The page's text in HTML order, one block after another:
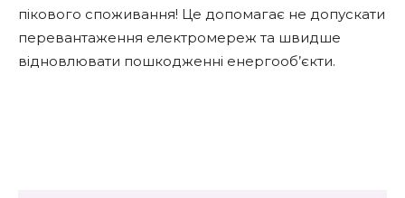
пікового споживання! Це допомагає не допускати
перевантаження електромереж та швидше
відновлювати пошкодженні енергооб’єкти.